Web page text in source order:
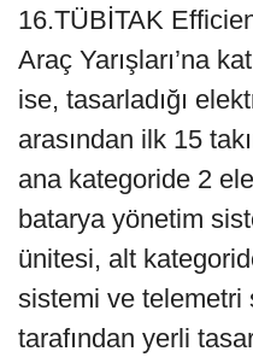
16.TÜBİTAK
Araç Yarışları’na
ise, tasarladığı
arasından ilk 15
ana kategoride 2
batarya yönetim
ünitesi, alt
sistemi ve telemetri
tarafından yerli